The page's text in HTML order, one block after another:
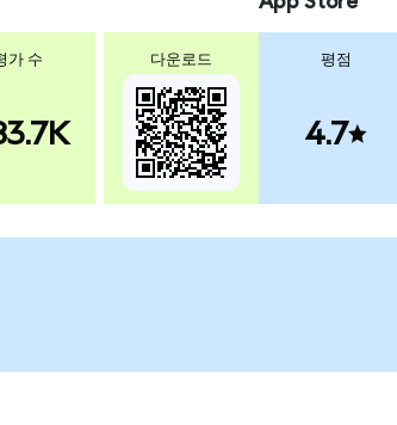
가 수 다운로드 평점
4.7